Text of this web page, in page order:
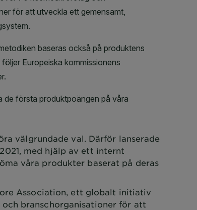
välgrundade val. Därför lanserade
med hjälp av ett internt
våra produkter baserat på deras
Association, ett globalt initiativ
branschorganisationer för att